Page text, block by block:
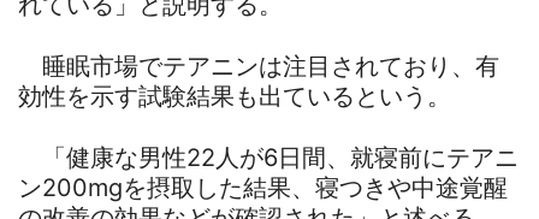
睡眠市場でテアニンは注目されており、有
効性を示す試験結果も出ているという。
「健康な男性22人が6日間、就寝前にテアニ
ン200mgを摂取した結果、寝つきや中途覚醒